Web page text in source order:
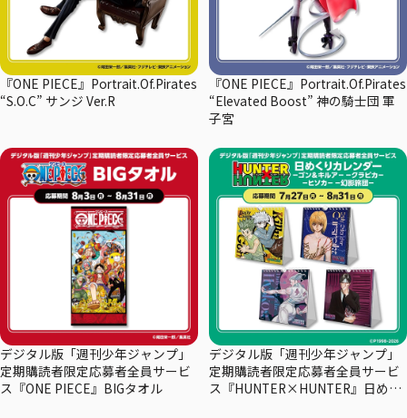
『ONE PIECE』Portrait.Of.Pirates
“S.O.C” サンジ Ver.R
『ONE PIECE』Portrait.Of.Pirates
“Elevated Boost” 神の騎士団 軍
子宮
デジタル版「週刊少年ジャンプ」
定期購読者限定応募者全員サービ
ス『ONE PIECE』BIGタオル
デジタル版「週刊少年ジャンプ」
定期購読者限定応募者全員サービ
ス『HUNTER×HUNTER』日めく